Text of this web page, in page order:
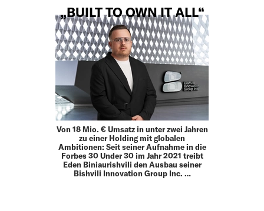
„BUILT TO OWN IT ALL“
Von 18 Mio. € Umsatz in unter zwei Jahren
zu einer Holding mit globalen
Ambitionen: Seit seiner Aufnahme in die
Forbes 30 Under 30 im Jahr 2021 treibt
Eden Biniaurishvili den Ausbau seiner
Bishvili Innovation Group Inc. …